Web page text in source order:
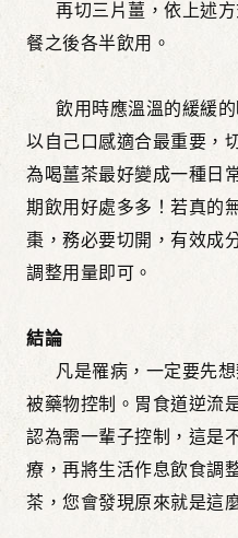
再切三片薑，依上述
餐之後各半飲用。
飲用時應溫溫的緩緩
以自己口感適合最重要，
為喝薑茶最好變成一種日
期飲用好處多多！若真的
棗，務必要切開，有效成
調整用量即可。
結論
凡是罹病，一定要先
被藥物控制。胃食道逆流
認為需一輩子控制，這是
療，再將生活作息飲食調
茶，您會發現原來就是這